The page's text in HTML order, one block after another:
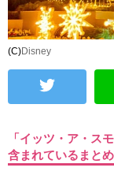
(C)Disney
「イッツ・ア・ス
含まれているまと